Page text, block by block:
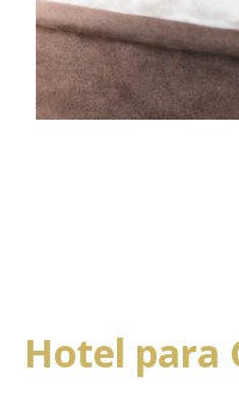
Hotel para